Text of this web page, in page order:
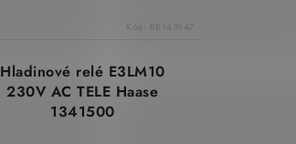
Kód: BB143947
Hladinové relé E3LM10
230V AC TELE Haase
1341500